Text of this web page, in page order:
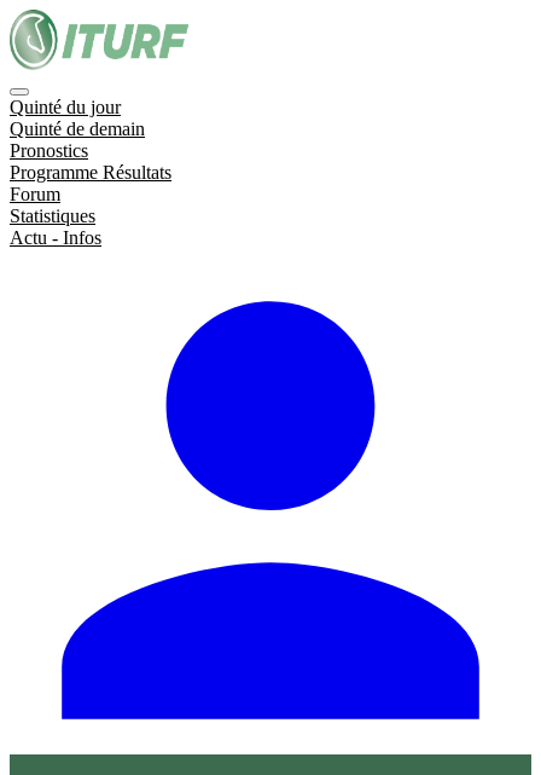
Quinté du jour
Quinté de demain
Pronostics
Programme Résultats
Forum
Statistiques
Actu - Infos